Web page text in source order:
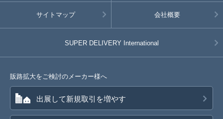
サイトマップ 会社概要
SUPER DELIVERY International
販路拡大をご検討のメーカー様へ
出展して新規取引を増やす